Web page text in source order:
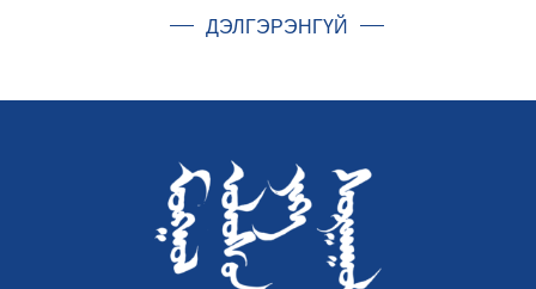
ДЭЛГЭРЭНГҮЙ